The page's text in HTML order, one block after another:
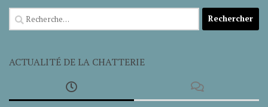
Rechercher :
ACTUALITÉ DE LA CHATTERIE